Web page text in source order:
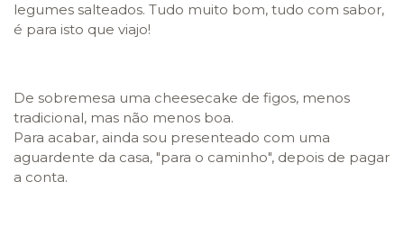
legumes salteados. Tudo muito bom, tudo com sabor,
é para isto que viajo!
De sobremesa uma cheesecake de figos, menos
tradicional, mas não menos boa.
Para acabar, ainda sou presenteado com uma
aguardente da casa, "para o caminho", depois de pagar
a conta.